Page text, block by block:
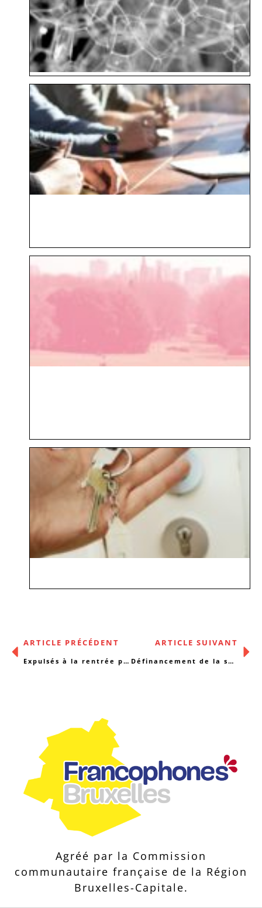
ARTICLE PRÉCÉDENT
Expulsés à la rentrée pour cause d’impayés?
ARTICLE SUIVANT
Définancement de la santé : qui est responsable ?
Agréé par la Commission
communautaire française de la Région
Bruxelles-Capitale.